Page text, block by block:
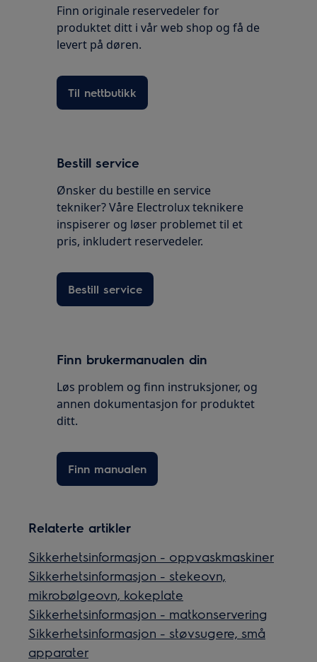
Finn originale reservedeler for
produktet ditt i vår web shop og få de
levert på døren.
Til nettbutikk
Bestill service
Ønsker du bestille en service
tekniker? Våre Electrolux teknikere
inspiserer og løser problemet til et
pris, inkludert reservedeler.
Bestill service
Finn brukermanualen din
Løs problem og finn instruksjoner, og
annen dokumentasjon for produktet
ditt.
Finn manualen
Relaterte artikler
Sikkerhetsinformasjon - oppvaskmaskiner
Sikkerhetsinformasjon - stekeovn,
mikrobølgeovn, kokeplate
Sikkerhetsinformasjon - matkonservering
Sikkerhetsinformasjon - støvsugere, små
apparater